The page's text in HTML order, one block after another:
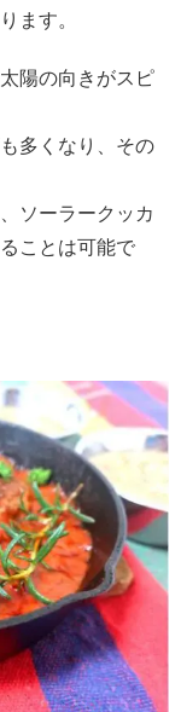
ます。
陽の向きがスピ
多くなり、その
ソーラークッカ
ことは可能で